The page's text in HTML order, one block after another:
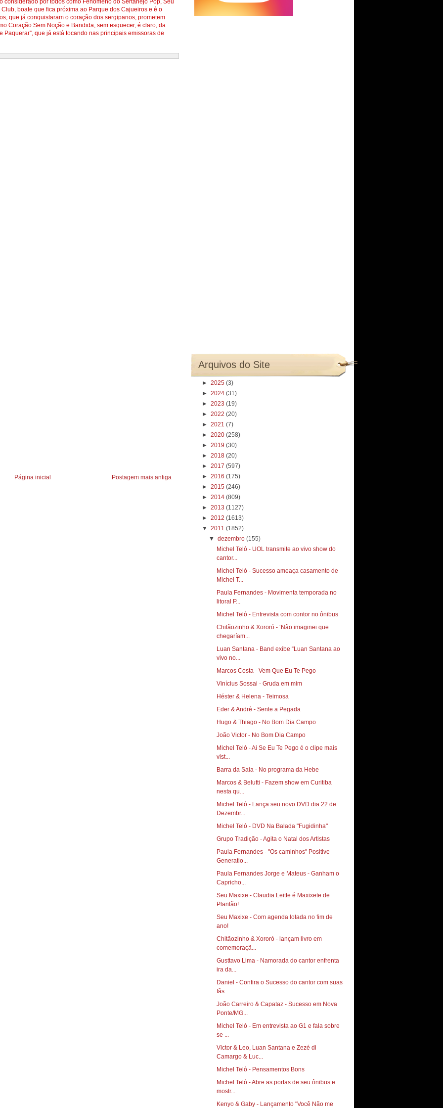
considerado por todos como Fenômeno do Sertanejo Pop, Seu
boate que fica próxima ao Parque dos Cajueiros e é o
que já conquistaram o coração dos sergipanos, prometem
Coração Sem Noção e Bandida, sem esquecer, é claro, da
Paquerar”, que já está tocando nas principais emissoras de
Postagem mais antiga
Página inicial
Arquivos do Site
► 2025 (3)
► 2024 (31)
► 2023 (19)
► 2022 (20)
► 2021 (7)
► 2020 (258)
► 2019 (30)
► 2018 (20)
► 2017 (597)
► 2016 (175)
► 2015 (246)
► 2014 (809)
► 2013 (1127)
► 2012 (1613)
▼ 2011 (1852)
▼dezembro(155)
Michel Teló - UOL transmite ao vivo show do
cantor...
Michel Teló - Sucesso ameaça casamento de
Michel T...
Paula Fernandes - Movimenta temporada no
litoral P...
Michel Teló - Entrevista com contor no ônibus
Chitãozinho & Xororó - ‘Não imaginei que
chegaríam...
Luan Santana - Band exibe “Luan Santana ao
vivo no...
Marcos Costa - Vem Que Eu Te Pego
Vinícius Sossai - Gruda em mim
Héster & Helena - Teimosa
Eder & André - Sente a Pegada
Hugo & Thiago - No Bom Dia Campo
João Victor - No Bom Dia Campo
Michel Teló - Ai Se Eu Te Pego é o clipe mais
vist...
Barra da Saia - No programa da Hebe
Marcos & Belutti - Fazem show em Curitiba
nesta qu...
Michel Teló - Lança seu novo DVD dia 22 de
Dezembr...
Michel Teló - DVD Na Balada "Fugidinha"
Grupo Tradição - Agita o Natal dos Artistas
Paula Fernandes - "Os caminhos" Positive
Generatio...
Paula Fernandes Jorge e Mateus - Ganham o
Capricho...
Seu Maxixe - Claudia Leitte é Maxixete de
Plantão!‏
Seu Maxixe - Com agenda lotada no fim de
ano!‏
Chitãozinho & Xororó - lançam livro em
comemoraçã...
Gusttavo Lima - Namorada do cantor enfrenta
ira da...
Daniel - Confira o Sucesso do cantor com suas
fãs ...
João Carreiro & Capataz - Sucesso em Nova
Ponte/MG...
Michel Teló - Em entrevista ao G1 e fala sobre
se ...
Victor & Leo, Luan Santana e Zezé di
Camargo & Luc...
Michel Teló - Pensamentos Bons
Michel Teló - Abre as portas de seu ônibus e
mostr...
Kenyo & Gaby - Lançamento "Você Não me